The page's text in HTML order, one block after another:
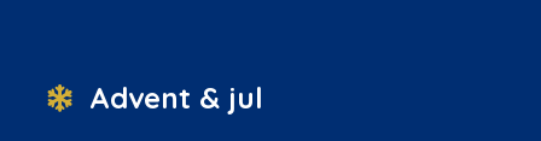
Advent & jul